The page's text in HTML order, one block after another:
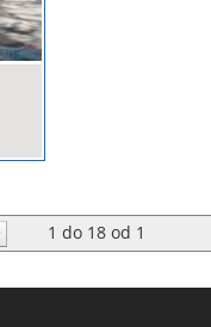
1 do 18 od 1